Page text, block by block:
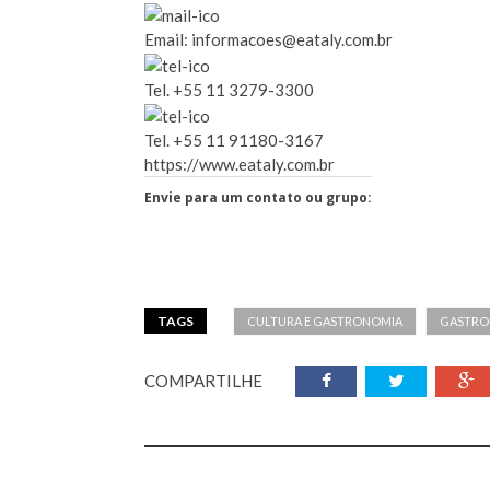
Email: informacoes@eataly.com.br
Tel. +55 11 3279-3300
Tel. +55 11 91180-3167
https://www.eataly.com.br
Envie para um contato ou grupo:
TAGS CULTURA E GASTRONOMIA
COMPARTILHE